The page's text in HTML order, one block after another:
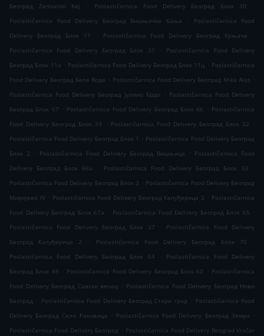
Београд Zemunski Kej
. Poslastičarnica Food Delivery Београд Блок 30
.
Poslastičarnica Food Delivery Београд Вишњичка бања
.
Poslastičarnica Food
Delivery Београд Блок 11
. Poslastičarnica Food Delivery Београд Крњача
.
Poslastičarnica Food Delivery Београд Блок 31
.
Poslastičarnica Food Delivery
Београд Блок 11а . Poslastičarnica Food Delivery Београд Блок 11ц . Poslastičarnica
Food Delivery Београд Беле Воде . Poslastičarnica Food Delivery Београд Mika Alas .
Poslastičarnica Food Delivery Београд Јулино Брдо
. Poslastičarnica Food Delivery
Београд Блок 67 . Poslastičarnica Food Delivery Београд Блок 66 . Poslastičarnica
Food Delivery Београд Блок 39
. Poslastičarnica Food Delivery Београд Блок 32
.
Poslastičarnica Food Delivery Београд Блок 1
. Poslastičarnica Food Delivery Београд
Блок 2
. Poslastičarnica Food Delivery Београд Вишњица . Poslastičarnica Food
Delivery Београд Блок 66а
. Poslastičarnica Food Delivery Београд Блок 33
.
Poslastičarnica Food Delivery Београд Блок 3 . Poslastičarnica Food Delivery Београд
Миријево IV . Poslastičarnica Food Delivery Београд Калуђерица 3 . Poslastičarnica
Food Delivery Београд Блок 67а
. Poslastičarnica Food Delivery Београд Блок 65 .
Poslastičarnica Food Delivery Београд Блок 37
.
Poslastičarnica Food Delivery
Београд Калуђерица 2
. Poslastičarnica Food Delivery Београд Блок 70
.
Poslastičarnica Food Delivery Београд Блок 64
.
Poslastičarnica Food Delivery
Београд Блок 49 . Poslastičarnica Food Delivery Београд Блок 60 . Poslastičarnica
Food Delivery Београд Савски венац . Poslastičarnica Food Delivery Београд Нови
Београд . Poslastičarnica Food Delivery Београд Стари град . Poslastičarnica Food
Delivery Београд Село Раковица
. Poslastičarnica Food Delivery Београд Земун
.
Poslastičarnica Food Delivery Београд . Poslastičarnica Food Delivery Beograd Vračar